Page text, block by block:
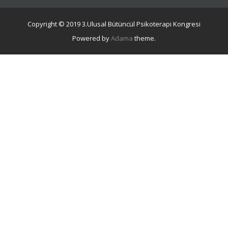
Copyright © 2019 3.Ulusal Bütüncül Psikoterapi Kongresi
Powered byAdama theme.